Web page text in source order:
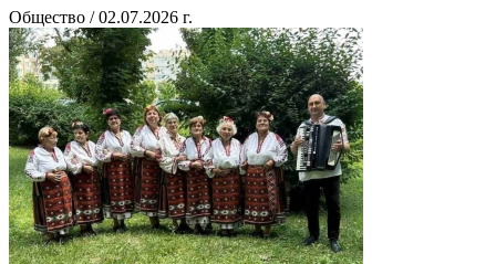
Общество / 02.07.2026 г.